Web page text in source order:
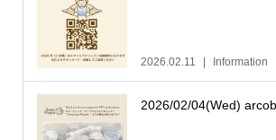
2026.02.11 Information
2026/02/04(Wed)